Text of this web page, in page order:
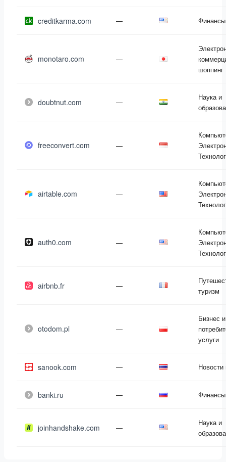
creditkarma.com — Финансы
monotaro.com —
шоппинг
doubtnut.com —
Наука и
freeconvert.com —
airtable.com —
auth0.com —
airbnb.fr —
туризм
otodom.pl —
Бизнес и
услуги
sanook.com —
banki.ru — Финансы
joinhandshake.com —
Наука и